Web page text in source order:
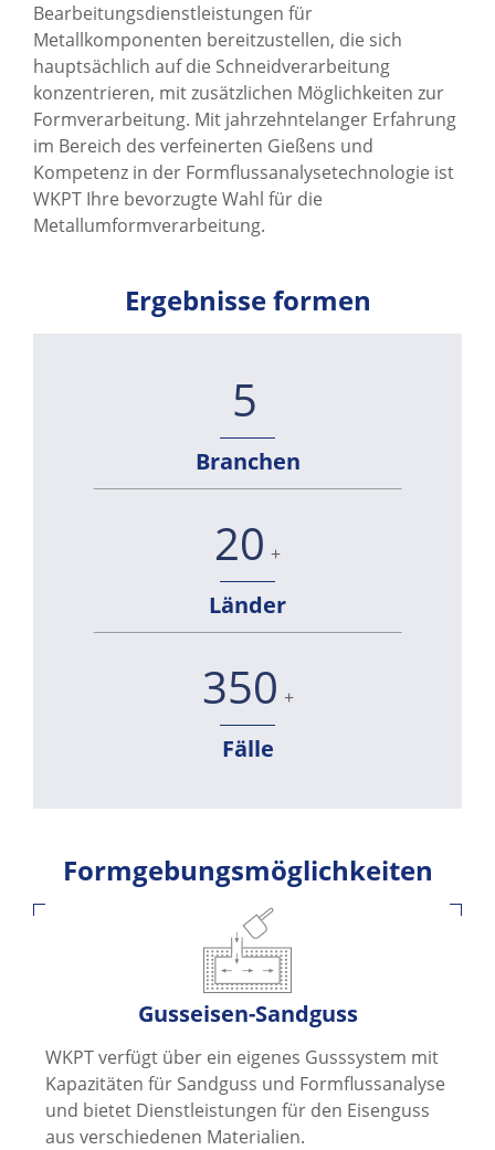
Bearbeitungsdienstleistungen für
Metallkomponenten bereitzustellen, die sich
hauptsächlich auf die Schneidverarbeitung
konzentrieren, mit zusätzlichen Möglichkeiten zur
Formverarbeitung. Mit jahrzehntelanger Erfahrung
im Bereich des verfeinerten Gießens und
Kompetenz in der Formflussanalysetechnologie ist
WKPT Ihre bevorzugte Wahl für die
Metallumformverarbeitung.
Ergebnisse formen
5
Branchen
20 +
Länder
350 +
Fälle
Formgebungsmöglichkeiten
Gusseisen-Sandguss
WKPT verfügt über ein eigenes Gusssystem mit
Kapazitäten für Sandguss und Formflussanalyse
und bietet Dienstleistungen für den Eisenguss
aus verschiedenen Materialien.
KONTAKT